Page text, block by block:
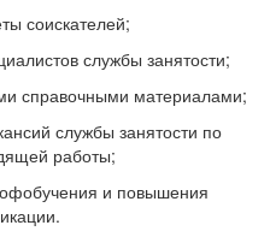
соискателей;
службы занятости;
справочными материалами;
службы занятости по
работы;
и повышения